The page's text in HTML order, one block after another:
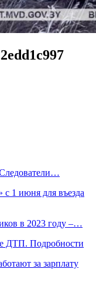
с 1 июня для въезда
в 2023 году –…
ДТП. Подробности
за зарплату